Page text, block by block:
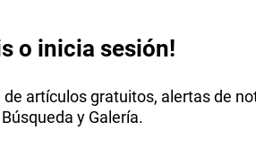
o inicia sesión!
artículos gratuitos, alertas de
y Galería.